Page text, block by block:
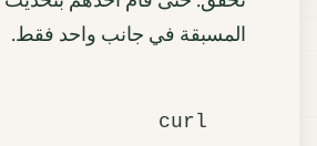
المسبقة في جانب واحد فقط.
curl